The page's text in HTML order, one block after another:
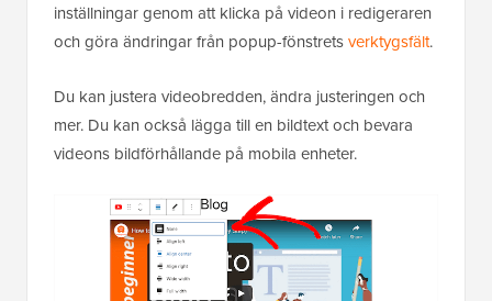
inställningar genom att klicka på videon i redigeraren
och göra ändringar från popup-fönstretsverktygsfält.
Du kan justera videobredden, ändra justeringen och
mer. Du kan också lägga till en bildtext och bevara
videons bildförhållande på mobila enheter.